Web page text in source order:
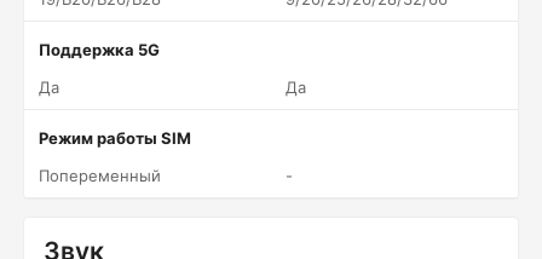
Поддержка 5G
Да
Да
Режим работы SIM
Попеременный
-
Звук